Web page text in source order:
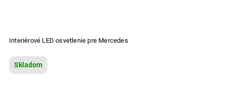
Interiérové LED osvetlenie pre Mercedes
Skladom